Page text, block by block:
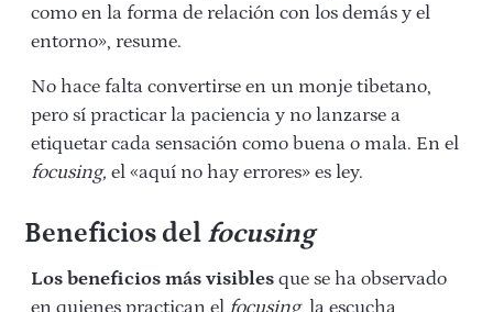
como en la forma de relación con los demás y el
entorno», resume.
No hace falta convertirse en un monje tibetano,
pero sí practicar la paciencia y no lanzarse a
etiquetar cada sensación como buena o mala. En el
focusing, el «aquí no hay errores» es ley.
Beneficios del focusing
Los beneficios más visibles que se ha observado
en quienes practican el focusing, la escucha